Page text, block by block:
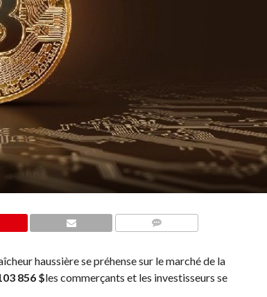
haussière se préhense sur le marché de la
856 $les commerçants et les investisseurs se